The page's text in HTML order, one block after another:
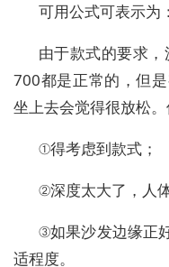
可用公式可表示为
由于款式的要求
700都是正常的，但
坐上去会觉得很放松。
①得考虑到款式；
②深度太大了，人
③如果沙发边缘正
适程度。